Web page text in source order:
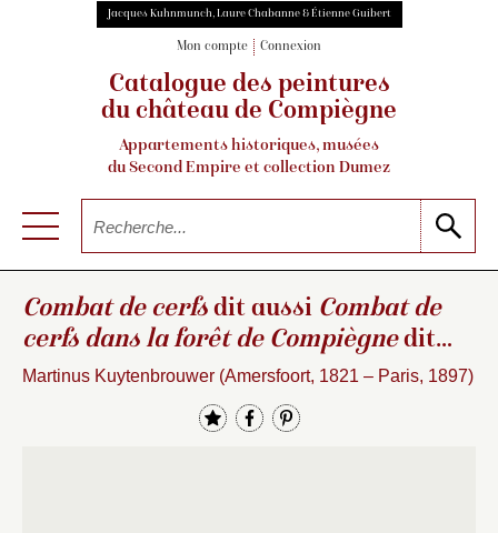
Jacques Kuhnmunch, Laure Chabanne & Étienne Guibert
Mon compte Connexion
Catalogue des peintures
du château de Compiègne
Appartements historiques, musées
du Second Empire et collection Dumez
Combat de cerfs dit aussi Combat de
cerfs dans la forêt de Compiègnedit
aussiCombat…
Martinus Kuytenbrouwer (Amersfoort, 1821 – Paris, 1897)